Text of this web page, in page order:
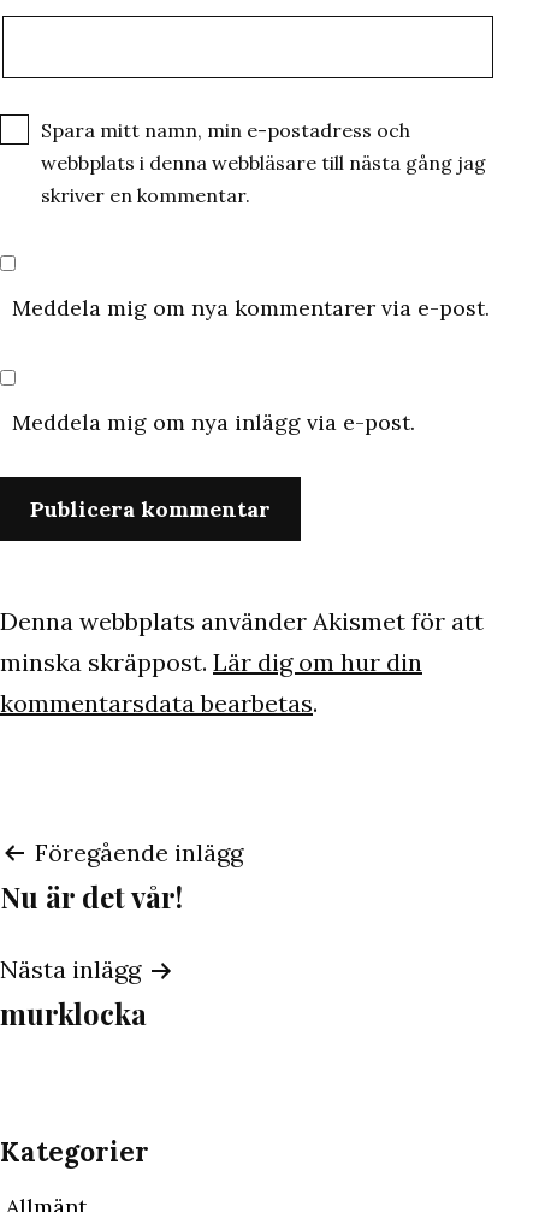
Spara mitt namn, min e-postadress och
webbplats i denna webbläsare till nästa gång jag
skriver en kommentar.
Meddela mig om nya kommentarer via e-post.
Meddela mig om nya inlägg via e-post.
Denna webbplats använder Akismet för att
minska skräppost. Lär dig om hur din
kommentarsdata bearbetas.
Inläggsnavigering
Föregående inlägg
Nu är det vår!
Nästa inlägg
murklocka
Kategorier